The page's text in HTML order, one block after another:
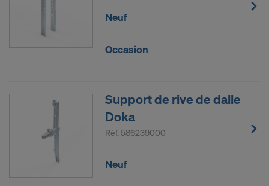
Neuf
Occasion
Support de rive de dalle
Doka
Réf. 586239000
Neuf